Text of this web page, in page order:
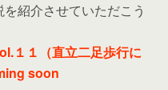
紹介させていただこう
１１（直立二足歩行に
soon